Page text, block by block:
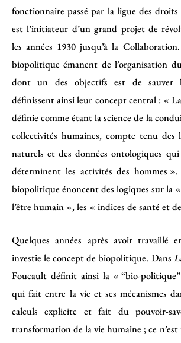
fonctionnaire passé par la ligue des droits
est l’initiateur d’un grand projet de
les années 1930 jusqu’à la
biopolitique émanent de l’organisation
dont un des objectifs est de sauver
définissent ainsi leur concept central : «
définie comme étant la science de la
collectivités humaines, compte tenu des
naturels et des données ontologiques
déterminent les activités des hommes
biopolitique énoncent des logiques sur la
l’être humain », les « indices de santé et
Quelques années après avoir travaillé
investie le concept de biopolitique. Dans
Foucault définit ainsi la « “bio-
qui fait entre la vie et ses mécanismes
calculs explicite et fait du pouvoir-
transformation de la vie humaine ; ce